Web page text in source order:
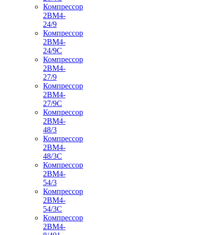
Компрессор
2ВМ4-
24/9
Компрессор
2ВМ4-
24/9С
Компрессор
2ВМ4-
27/9
Компрессор
2ВМ4-
27/9С
Компрессор
2ВМ4-
48/3
Компрессор
2ВМ4-
48/3С
Компрессор
2ВМ4-
54/3
Компрессор
2ВМ4-
54/3С
Компрессор
2ВМ4-